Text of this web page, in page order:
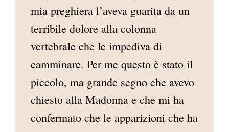
mia preghiera l’aveva guarita da un
terribile dolore alla colonna
vertebrale che le impediva di
camminare. Per me questo è stato il
piccolo, ma grande segno che avevo
chiesto alla Madonna e che mi ha
confermato che le apparizioni che ha